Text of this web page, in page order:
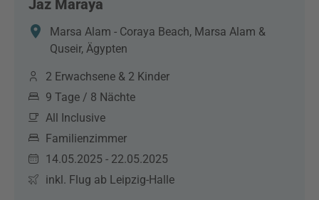
Jaz Maraya
Marsa Alam - Coraya Beach, Marsa Alam &
Quseir, Ägypten
2 Erwachsene & 2 Kinder
9 Tage / 8 Nächte
All Inclusive
Familienzimmer
14.05.2025 - 22.05.2025
inkl. Flug ab Leipzig-Halle